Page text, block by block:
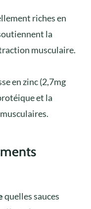
riches en
la
musculaire.
en zinc (2,7mg
et la
quelles sauces